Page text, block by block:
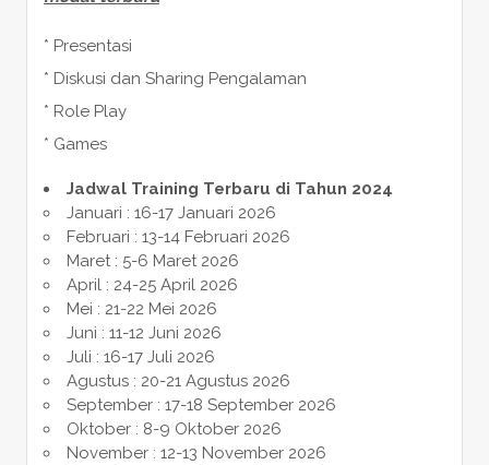
* Presentasi
* Diskusi dan Sharing Pengalaman
* Role Play
* Games
Jadwal Training Terbaru di Tahun 2024
Januari : 16-17 Januari 2026
Februari : 13-14 Februari 2026
Maret : 5-6 Maret 2026
April : 24-25 April 2026
Mei : 21-22 Mei 2026
Juni : 11-12 Juni 2026
Juli : 16-17 Juli 2026
Agustus : 20-21 Agustus 2026
September : 17-18 September 2026
Oktober : 8-9 Oktober 2026
November : 12-13 November 2026